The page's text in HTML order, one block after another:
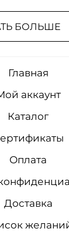
БОЛЬШЕ
Главная
аккаунт
Каталог
Оплата
Доставка